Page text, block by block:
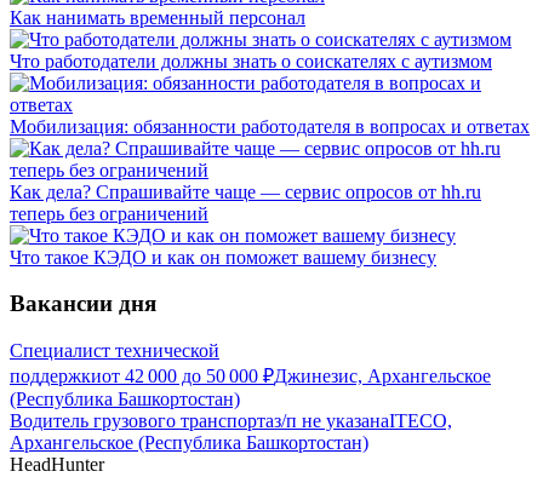
Как нанимать временный персонал
Что работодатели должны знать о соискателях с аутизмом
Мобилизация: обязанности работодателя в вопросах и ответах
Как дела? Спрашивайте чаще — сервис опросов от hh.ru
теперь без ограничений
Что такое КЭДО и как он поможет вашему бизнесу
Вакансии дня
Специалист технической
поддержкиот 42 000 до 50 000 ₽Джинезис, Архангельское
(Республика Башкортостан)
Водитель грузового транспортаз/п не указанаITECO,
Архангельское (Республика Башкортостан)
HeadHunter